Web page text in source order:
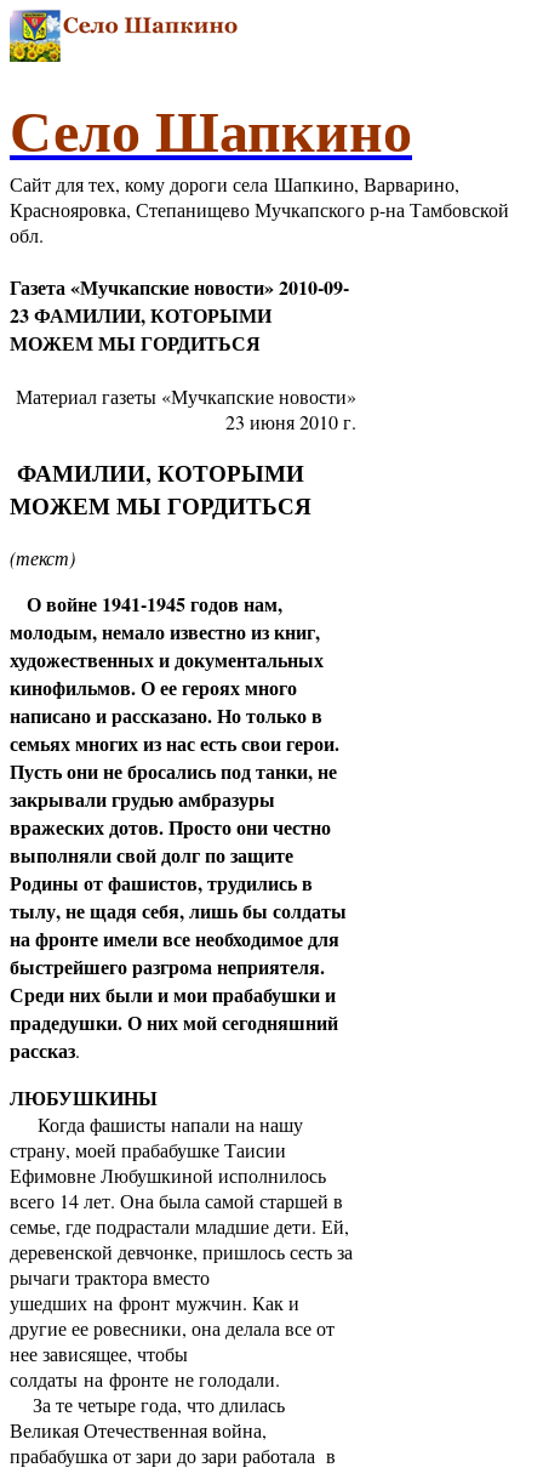
Село Шапкино
Сайт для тех, кому дороги села Шапкино, Варварино,
Краснояровка, Степанищево Мучкапского р-на Тамбовской
обл.
Газета «Мучкапские новости» 2010-09-
23 ФАМИЛИИ, КОТОРЫМИ
МОЖЕМ МЫ ГОРДИТЬСЯ
Материал газеты «Мучкапские новости»
23 июня 2010 г.
ФАМИЛИИ, КОТОРЫМИ
МОЖЕМ МЫ ГОРДИТЬСЯ
(текст)
О войне 1941-1945 годов нам,
молодым, немало известно из книг,
художественных и документальных
кинофильмов. О ее героях много
написано и рассказано. Но только в
семьях многих из нас есть свои герои.
Пусть они не бросались под танки, не
закрывали грудью амбразуры
вражеских дотов. Просто они честно
выполняли свой долг по защите
Родины от фашистов, трудились в
тылу, не щадя себя, лишь бы солдаты
на фронте имели все необходимое для
быстрейшего разгрома неприятеля.
Среди них были и мои прабабушки и
прадедушки. О них мой сегодняшний
рассказ.
ЛЮБУШКИНЫ
Когда фашисты напали на нашу
страну, моей прабабушке Таисии
Ефимовне Любушкиной исполнилось
всего 14 лет. Она была самой старшей в
семье, где подрастали младшие дети. Ей,
деревенской девчонке, пришлось сесть за
рычаги трактора вместо
ушедших на фронт мужчин. Как и
другие ее ровесники, она делала все от
нее зависящее, чтобы
солдаты на фронте не голодали.
За те четыре года, что длилась
Великая Отечественная война,
прабабушка от зари до зари работала в